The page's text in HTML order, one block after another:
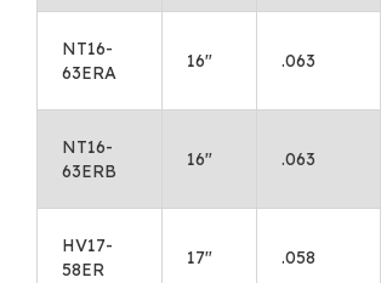
NT16-
63ERA
16" .063
NT16-
63ERB
16" .063
HV17-
58ER
17" .058